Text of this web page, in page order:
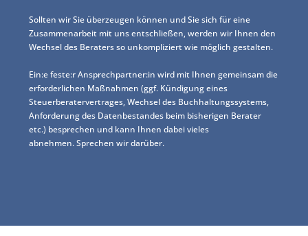
Sollten wir Sie überzeugen können und Sie sich für eine
Zusammenarbeit mit uns entschließen, werden wir Ihnen den
Wechsel des Beraters so unkompliziert wie möglich gestalten.
Ein:e feste:r Ansprechpartner:in wird mit Ihnen gemeinsam die
erforderlichen Maßnahmen (ggf. Kündigung eines
Steuerberatervertrages, Wechsel des Buchhaltungssystems,
Anforderung des Datenbestandes beim bisherigen Berater
etc.) besprechen und kann Ihnen dabei vieles
abnehmen. Sprechen wir darüber.